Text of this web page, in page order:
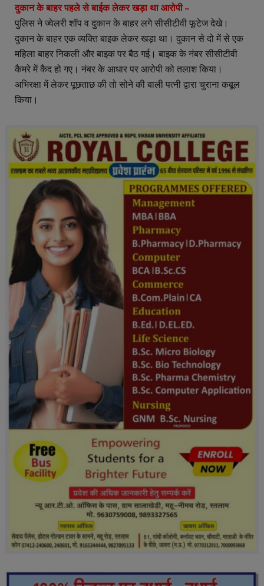
दुकान के बाहर पहले से बाईक लेकर खड़ा था आरोपी –
पुलिस ने ज्वेलरी शॉप व दुकान के बाहर लगे सीसीटीवी फूटेज देखे।
दुकान के बाहर एक व्यक्ति बाइक लेकर खड़ा था। दुकान से दो में से एक
महिला बाहर निकली और बाइक पर बैठ गई। बाइक के नंबर सीसीटीवी
कैमरे में कैद हो गए। नंबर के आधार पर आरोपी को तलाश किया।
अभिरक्षा में लेकर पूछताछ की तो सोने की बाली पत्नी द्वारा चुराना कबूल
किया।